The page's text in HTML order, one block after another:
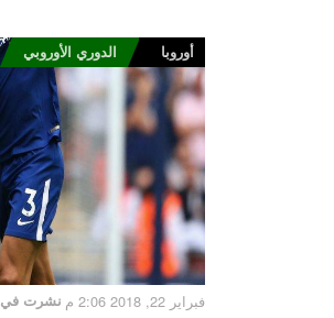
أوروبا الدوري الأوروبي
نشرت في فبراير 22, 2018 2:06 م